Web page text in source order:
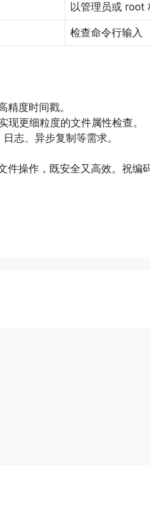
以管理员或 root
检查命令行输入
度时间戳。
现更细粒度的文件属性检查。
志、异步复制等需求。
件操作，既安全又高效。祝编